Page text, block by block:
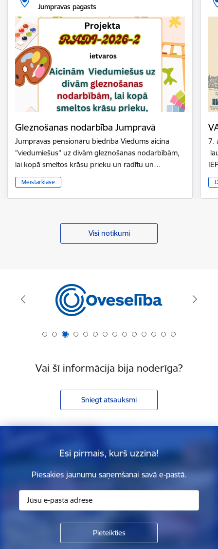
Jumpravas pagasts
Gleznošanas nodarbība Jumpravā
Jumpravas pensionāru biedrība Viedums aicina
"viedumiešus" uz divām gleznošanas nodarbībām,
lai kopā smeltos krāsu prieku un radītu un…
Meistarklase
7.
Visi notikumi
Vai šī informācija bija noderīga?
Sniegt atsauksmi
Esi pirmais, kurš uzzina!
Piesakies jaunumu saņemšanai savā e-pastā.